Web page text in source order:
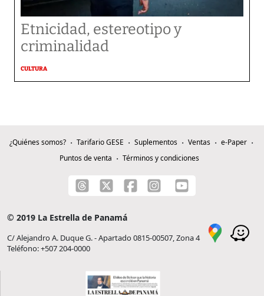
Etnicidad, estereotipo y
criminalidad
CULTURA
¿Quiénes somos? Tarifario GESE Suplementos Ventas
e-Paper
Puntos de venta
Términos y condiciones
© 2019 La Estrella de Panamá
C/ Alejandro A. Duque G. - Apartado 0815-00507, Zona 4
Teléfono: +507 204-0000